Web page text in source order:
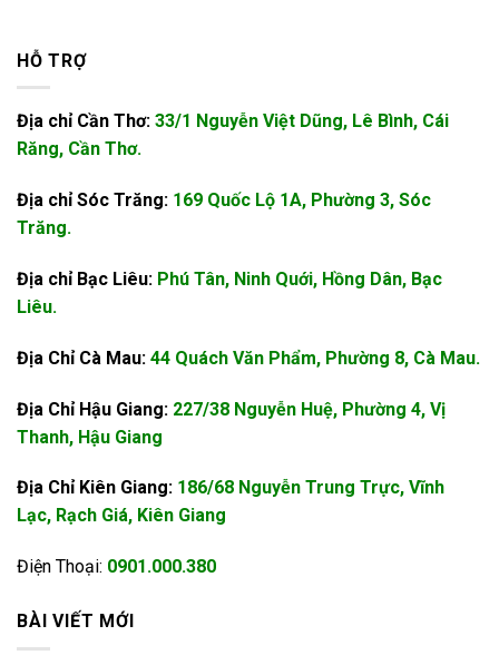
HỖ TRỢ
Địa chỉ Cần Thơ: 33/1 Nguyễn Việt Dũng, Lê Bình, Cái
Răng, Cần Thơ.
Địa chỉ Sóc Trăng: 169 Quốc Lộ 1A, Phường 3, Sóc
Trăng.
Địa chỉ Bạc Liêu: Phú Tân, Ninh Quới, Hồng Dân, Bạc
Liêu.
Địa Chỉ Cà Mau: 44 Quách Văn Phẩm, Phường 8, Cà Mau.
Địa Chỉ Hậu Giang: 227/38 Nguyễn Huệ, Phường 4, Vị
Thanh, Hậu Giang
Địa Chỉ Kiên Giang: 186/68 Nguyễn Trung Trực, Vĩnh
Lạc, Rạch Giá, Kiên Giang
Điện Thoại: 0901.000.380
BÀI VIẾT MỚI